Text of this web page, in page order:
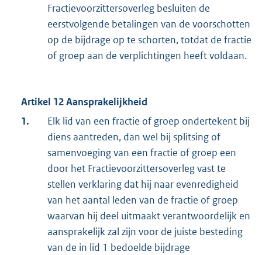
Fractievoorzittersoverleg besluiten de
eerstvolgende betalingen van de voorschotten
op de bijdrage op te schorten, totdat de fractie
of groep aan de verplichtingen heeft voldaan.
Artikel 12 Aansprakelijkheid
1.
Elk lid van een fractie of groep ondertekent bij
diens aantreden, dan wel bij splitsing of
samenvoeging van een fractie of groep een
door het Fractievoorzittersoverleg vast te
stellen verklaring dat hij naar evenredigheid
van het aantal leden van de fractie of groep
waarvan hij deel uitmaakt verantwoordelijk en
aansprakelijk zal zijn voor de juiste besteding
van de in lid 1 bedoelde bijdrage